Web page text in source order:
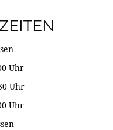
Uhr
Uhr
Uhr